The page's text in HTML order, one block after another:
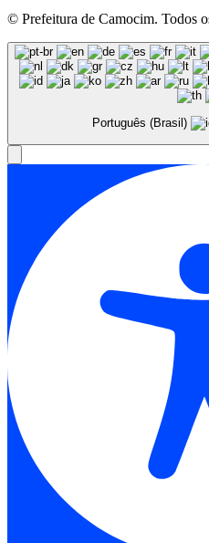
© Prefeitura de Camocim. Todos
Português (Brasil)